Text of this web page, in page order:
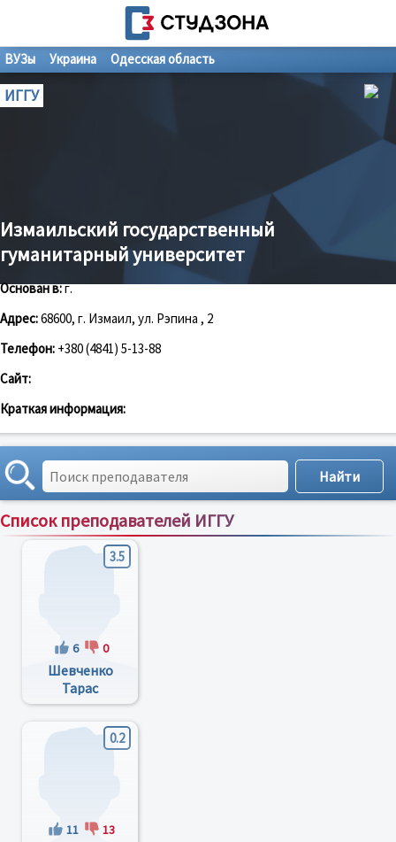
ВУЗы Украина Одесская область
ИГГУ
Измаильский государственный
гуманитарный университет
Основан в:г.
Адрес:68600, г. Измаил, ул. Рэпина , 2
Телефон: +380 (4841) 5-13-88
Сайт:
Краткая информация:
Список преподавателей ИГГУ
Сортировка по:имени;рейтингу;отзывам
3.5
6 0
Шевченко
Тарас
Григорьевич
0.2
11 13